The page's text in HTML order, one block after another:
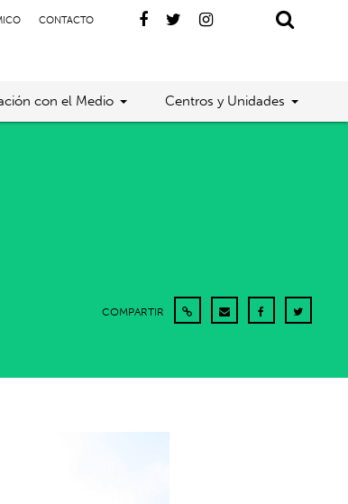
CONTACTO
con el Medio Centros y Unidades
COMPARTIR